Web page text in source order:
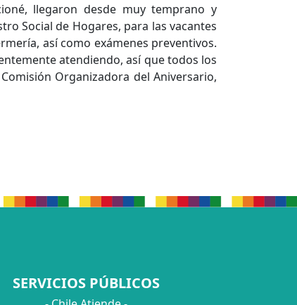
llegaron desde muy temprano y
Social de Hogares, para las vacantes
así como exámenes preventivos.
atendiendo, así que todos los
Organizadora del Aniversario,
SERVICIOS PÚBLICOS